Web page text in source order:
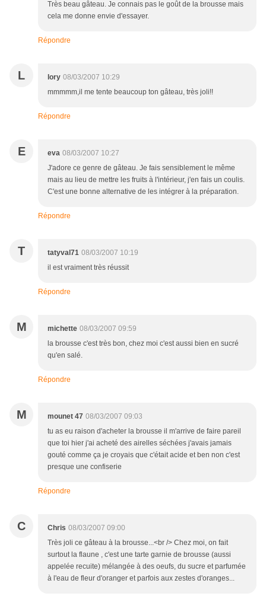
Très beau gâteau. Je connais pas le goût de la brousse mais
cela me donne envie d'essayer.
Répondre
L lory 08/03/2007 10:29
mmmmm,il me tente beaucoup ton gâteau, très joli!!
Répondre
E eva 08/03/2007 10:27
J'adore ce genre de gâteau. Je fais sensiblement le même
mais au lieu de mettre les fruits à l'intérieur, j'en fais un coulis.
C'est une bonne alternative de les intégrer à la préparation.
Répondre
T tatyval71 08/03/2007 10:19
il est vraiment très réussit
Répondre
M michette 08/03/2007 09:59
la brousse c'est très bon, chez moi c'est aussi bien en sucré
qu'en salé.
Répondre
M mounet 47 08/03/2007 09:03
tu as eu raison d'acheter la brousse il m'arrive de faire pareil
que toi hier j'ai acheté des airelles séchées j'avais jamais
gouté comme ça je croyais que c'était acide et ben non c'est
presque une confiserie
Répondre
C Chris 08/03/2007 09:00
Très joli ce gâteau à la brousse...<br /> Chez moi, on fait
surtout la flaune , c'est une tarte garnie de brousse (aussi
appelée recuite) mélangée à des oeufs, du sucre et parfumée
à l'eau de fleur d'oranger et parfois aux zestes d'oranges...